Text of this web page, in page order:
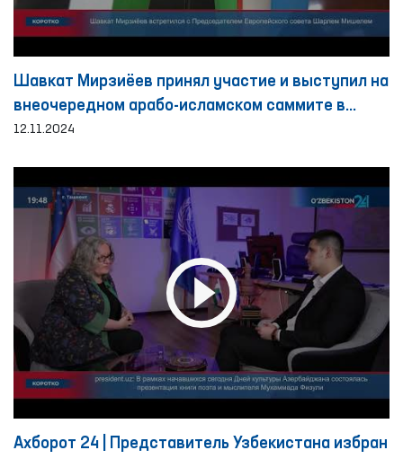
Шавкат Мирзиёев принял участие и выступил на
внеочередном арабо-исламском саммите в
городе Эр-Рияде
12.11.2024
Ахборот 24 | Представитель Узбекистана избран